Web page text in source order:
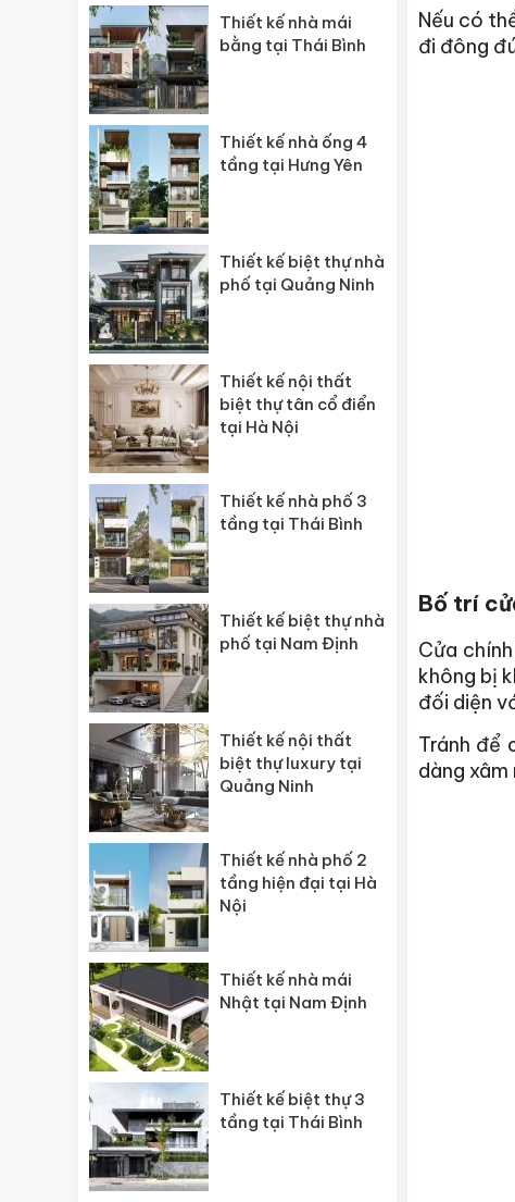
Nếu có
đi đông
Bố trí
Cửa chính
không bị
đối diện
Tránh để
dàng xâm
Thiết kế nhà mái
bằng tại Thái Bình
Thiết kế nhà ống 4
tầng tại Hưng Yên
Thiết kế biệt thự nhà
phố tại Quảng Ninh
Thiết kế nội thất
biệt thự tân cổ điển
tại Hà Nội
Thiết kế nhà phố 3
tầng tại Thái Bình
Thiết kế biệt thự nhà
phố tại Nam Định
Thiết kế nội thất
biệt thự luxury tại
Quảng Ninh
Thiết kế nhà phố 2
tầng hiện đại tại Hà
Nội
Thiết kế nhà mái
Nhật tại Nam Định
Thiết kế biệt thự 3
tầng tại Thái Bình